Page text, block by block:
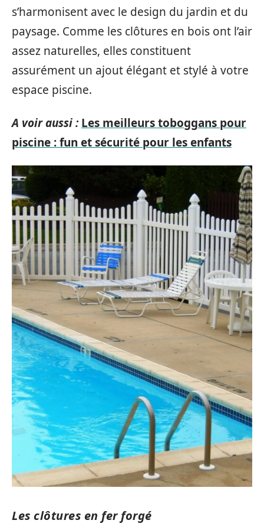
s’harmonisent avec le design du jardin et du
paysage. Comme les clôtures en bois ont l’air
assez naturelles, elles constituent
assurément un ajout élégant et stylé à votre
espace piscine.
A voir aussi : Les meilleurs toboggans pour
piscine : fun et sécurité pour les enfants
Les clôtures en fer forgé